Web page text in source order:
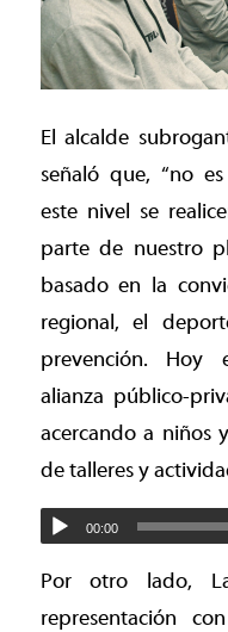
El alcalde
señaló que, “no
este nivel se
parte de nuestro
basado en la
regional, el
prevención. Hoy
alianza público-
acercando a niños
de talleres y
00:00
Por otro lado,
representación